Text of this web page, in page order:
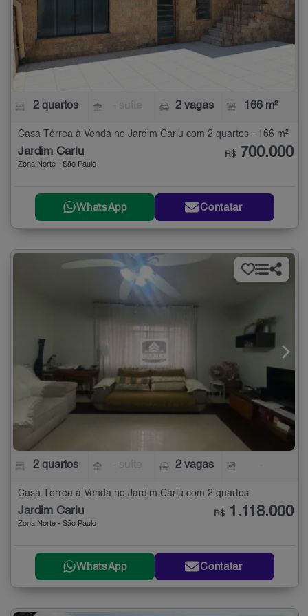
2 quartos 2 vagas 166 m²
Casa Térrea à Venda no Jardim Carlu com 2 quartos - 166 m²
Jardim Carlu
Zona Norte - São Paulo
R$ 700.000
WhatsApp Contatar
2 quartos 2 vagas
Casa Térrea à Venda no Jardim Carlu com 2 quartos
Jardim Carlu
Zona Norte - São Paulo
R$ 1.118.000
WhatsApp Contatar